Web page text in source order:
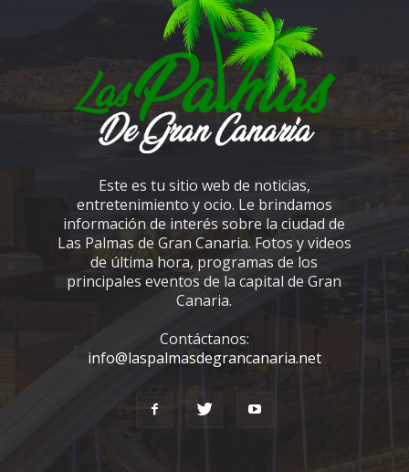
Este es tu sitio web de noticias,
entretenimiento y ocio. Le brindamos
información de interés sobre la ciudad de
Las Palmas de Gran Canaria. Fotos y videos
de última hora, programas de los
principales eventos de la capital de Gran
Canaria.
Contáctanos:
info@laspalmasdegrancanaria.net